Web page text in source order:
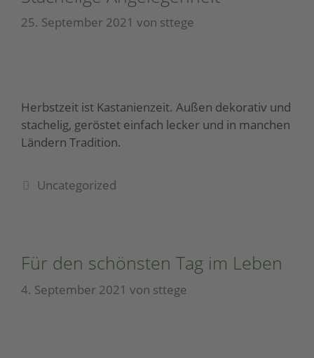
25. September 2021 von sttege
Herbstzeit ist Kastanienzeit. Außen dekorativ und
stachelig, geröstet einfach lecker und in manchen
Ländern Tradition.
Uncategorized
Für den schönsten Tag im Leben
4. September 2021 von sttege